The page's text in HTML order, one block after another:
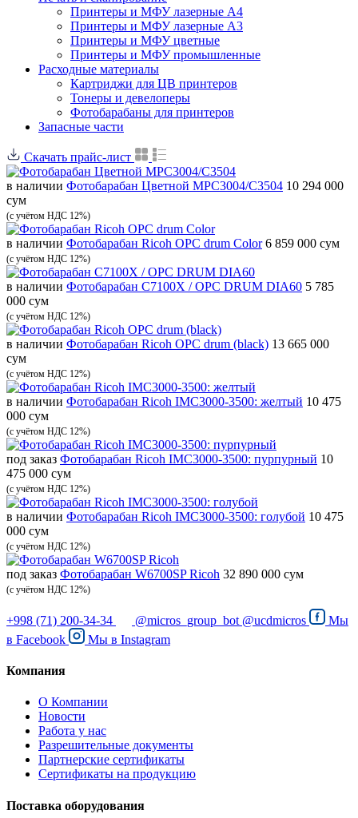
Принтеры и МФУ лазерные А4
Принтеры и МФУ лазерные А3
Принтеры и МФУ цветные
Принтеры и МФУ промышленные
Расходные материалы
Картриджи для ЦВ принтеров
Тонеры и девелоперы
Фотобарабаны для принтеров
Запасные части
Скачать прайс-лист
в наличии Фотобарабан Цветной MPC3004/C3504 10 294 000
сум
(с учётом НДС 12%)
в наличии Фотобарабан Ricoh OPC drum Color 6 859 000 сум
(с учётом НДС 12%)
в наличии Фотобарабан C7100X / OPC DRUM DIA60 5 785
000 сум
(с учётом НДС 12%)
в наличии Фотобарабан Ricoh OPC drum (black) 13 665 000
сум
(с учётом НДС 12%)
в наличии Фотобарабан Ricoh IMC3000-3500: желтый 10 475
000 сум
(с учётом НДС 12%)
под заказ Фотобарабан Ricoh IMC3000-3500: пурпурный 10
475 000 сум
(с учётом НДС 12%)
в наличии Фотобарабан Ricoh IMC3000-3500: голубой 10 475
000 сум
(с учётом НДС 12%)
под заказ Фотобарабан W6700SP Ricoh 32 890 000 сум
(с учётом НДС 12%)
+998 (71) 200-34-34 @micros_group_bot @ucdmicros
Мы
в Facebook Мы в Instagram
Компания
О Компании
Новости
Работа у нас
Разрешительные документы
Партнерские сертификаты
Сертификаты на продукцию
Поставка оборудования